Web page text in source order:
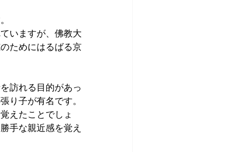
いますが、佛教大
ためにはるばる京
訪れる目的があっ
り子が有名です。
えたことでしょ
手な親近感を覚え